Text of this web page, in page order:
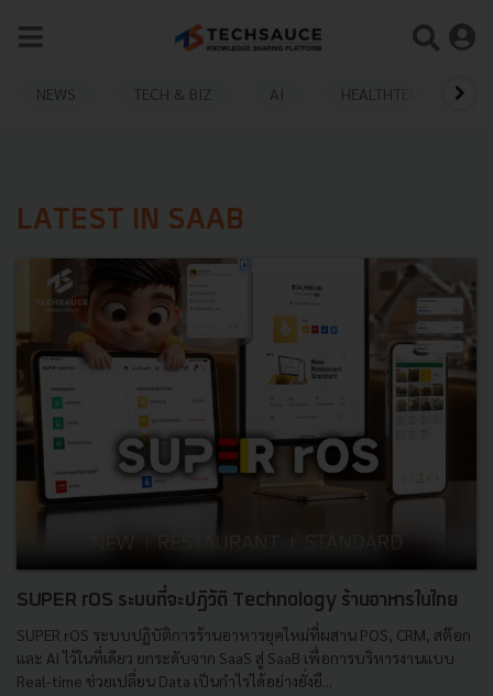
NEWS TECH & BIZ AI HEALTHTECH
LATEST IN SAAB
SUPER rOS ระบบที่จะปฏิวัติ Technology ร้านอาหารในไทย
SUPER rOS ระบบปฏิบัติการร้านอาหารยุคใหม่ที่ผสาน POS, CRM, สต๊อก
และ AI ไว้ในที่เดียว ยกระดับจาก SaaS สู่ SaaB เพื่อการบริหารงานแบบ
Real-time ช่วยเปลี่ยน Data เป็นกำไรได้อย่างยั่งยื...